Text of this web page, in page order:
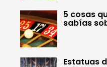
5 cosas
sabías
Estatuas